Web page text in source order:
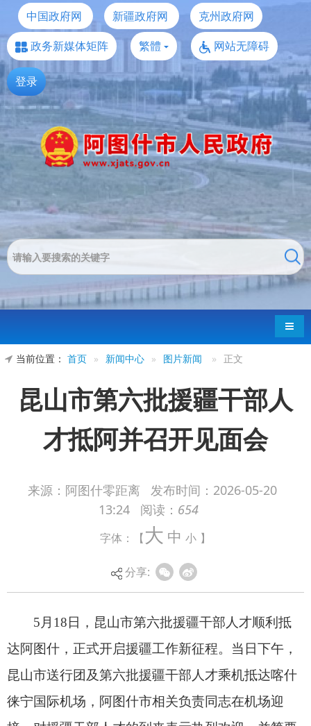
中国政府网 新疆政府网
克州政府网
政务新媒体矩阵
繁體 网站无障碍
登录
导航
当前位置： 首页 » 新闻中心 » 图片新闻 » 正文
昆山市第六批援疆干部人
才抵阿并召开见面会
来源：阿图什零距离 发布时间： 2026-05-20
13:24
阅读： 654
字体：【大 中 小 】
分享:
5月18日，昆山市第六批援疆干部人才顺利抵
达阿图什，正式开启援疆工作新征程。当日下午，
昆山市送行团及第六批援疆干部人才乘机抵达喀什
徕宁国际机场，阿图什市相关负责同志在机场迎
介绍了阿图什基本情况。